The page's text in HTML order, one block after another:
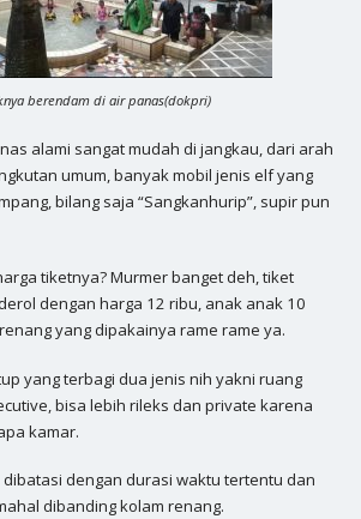
berendam di air panas(dokpri)
alami sangat mudah di jangkau, dari arah
umum, banyak mobil jenis elf yang
bilang saja “Sangkanhurip”, supir pun
tiketnya? Murmer banget deh, tiket
dengan harga 12 ribu, anak anak 10
yang dipakainya rame rame ya.
yang terbagi dua jenis nih yakni ruang
bisa lebih rileks dan private karena
kamar.
dengan durasi waktu tertentu dan
dibanding kolam renang.